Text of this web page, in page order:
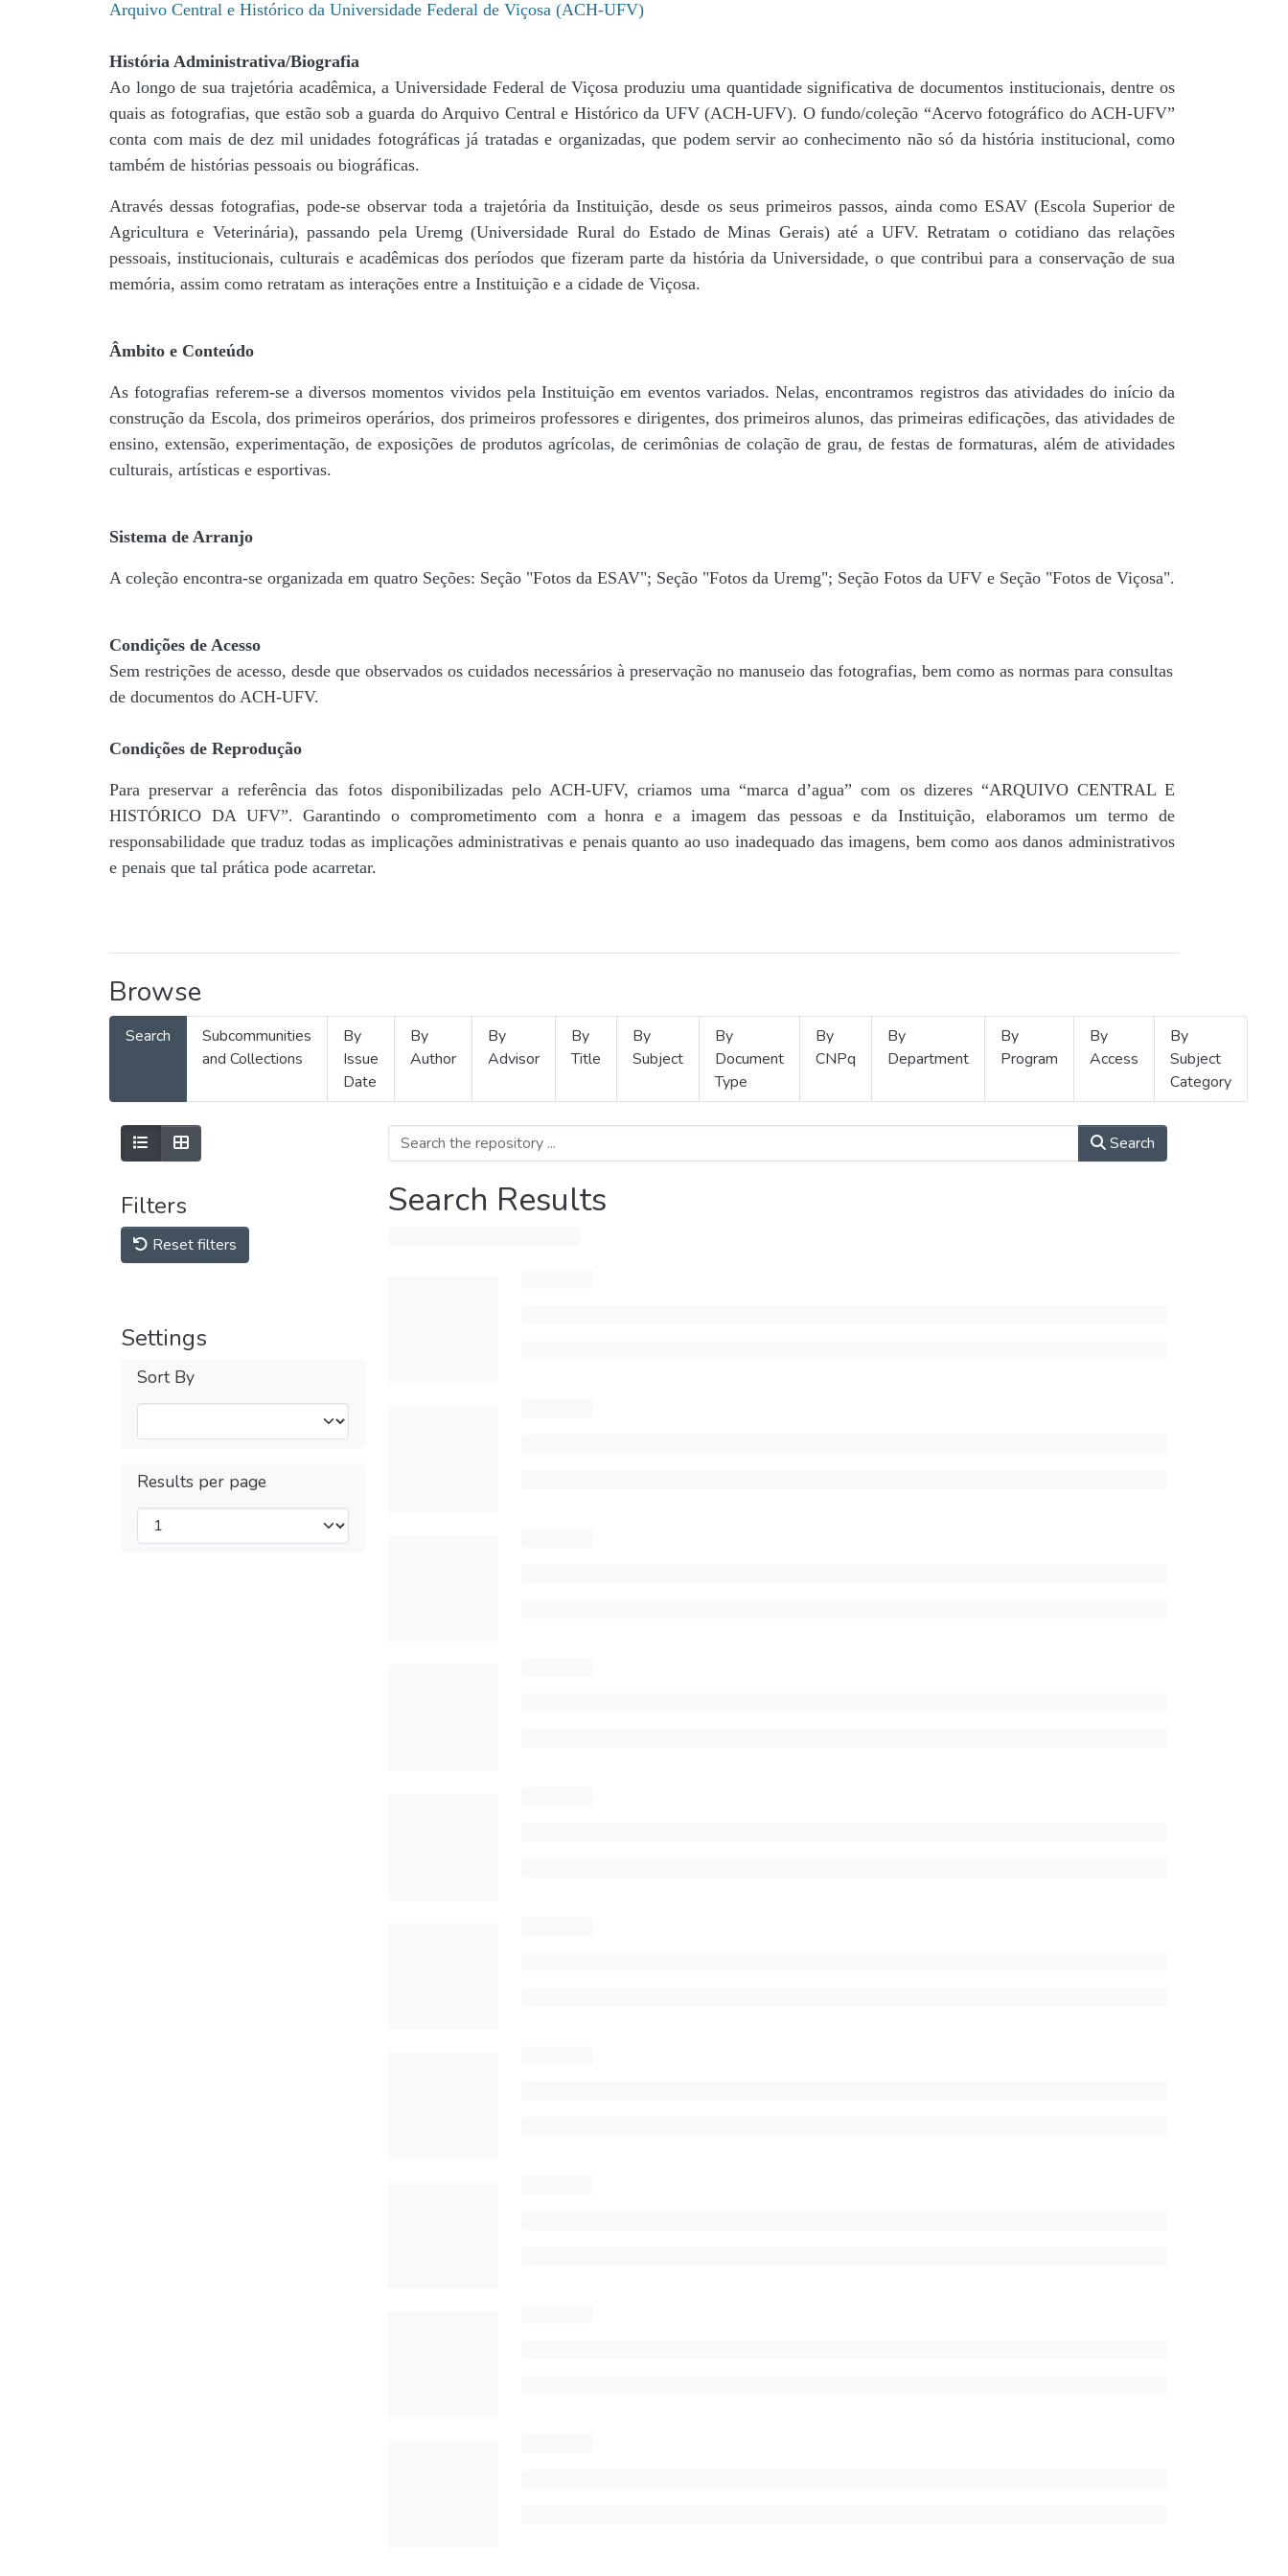
Arquivo Central e Histórico da Universidade Federal de Viçosa (ACH-UFV)
História Administrativa/Biografia
Ao longo de sua trajetória acadêmica, a Universidade Federal de Viçosa produziu uma quantidade significativa de documentos institucionais, dentre os
quais as fotografias, que estão sob a guarda do Arquivo Central e Histórico da UFV (ACH-UFV). O fundo/coleção “Acervo fotográfico do ACH-UFV”
conta com mais de dez mil unidades fotográficas já tratadas e organizadas, que podem servir ao conhecimento não só da história institucional, como
também de histórias pessoais ou biográficas.
Através dessas fotografias, pode-se observar toda a trajetória da Instituição, desde os seus primeiros passos, ainda como ESAV (Escola Superior de
Agricultura e Veterinária), passando pela Uremg (Universidade Rural do Estado de Minas Gerais) até a UFV. Retratam o cotidiano das relações
pessoais, institucionais, culturais e acadêmicas dos períodos que fizeram parte da história da Universidade, o que contribui para a conservação de sua
memória, assim como retratam as interações entre a Instituição e a cidade de Viçosa.
Âmbito e Conteúdo
As fotografias referem-se a diversos momentos vividos pela Instituição em eventos variados. Nelas, encontramos registros das atividades do início da
construção da Escola, dos primeiros operários, dos primeiros professores e dirigentes, ​dos primeiros alunos, das primeiras edificações, das atividades de
ensino, extensão, experimentação, de exposições de produtos agrícolas, de cerimônias de colação de grau, de festas de formaturas, além de atividades
culturais, artísticas e esportivas.
Sistema de Arranjo
A coleção encontra-se organizada em quatro Seções: Seção "Fotos da ESAV"; Seção "Fotos da Uremg"; Seção Fotos da UFV e Seção "Fotos de Viçosa".
Condições de Acesso
Sem restrições de acesso, desde que observados os cuidados necessários à preservação no manuseio das fotografias, bem como as normas para consultas
de documentos do ACH-UFV.
Condições de Reprodução
Para preservar a referência das fotos disponibilizadas pelo ACH-UFV, criamos uma “marca d’agua” com os dizeres “ARQUIVO CENTRAL E
HISTÓRICO DA UFV”. Garantindo o comprometimento com a honra e a imagem das pessoas e da Instituição, elaboramos um termo de
responsabilidade que traduz todas as implicações administrativas e penais quanto ao uso inadequado das imagens, bem como aos danos administrativos
e penais que tal prática pode acarretar.
Browse
Search
Subcommunities
and Collections
By
Issue
Date
By
Author
By
Advisor
By
Title
By
Subject
By
Document
Type
By
CNPq
By
Department
By
Program
By
Access
By
Subject
Category
Filters
Reset filters
Settings
Sort By
Results per page
Search
Search Results